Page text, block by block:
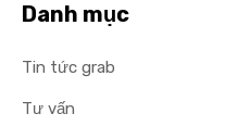
Danh mục
Tin tức grab
Tư vấn